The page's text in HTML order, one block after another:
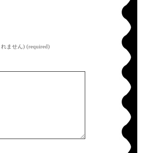
ません) (required)